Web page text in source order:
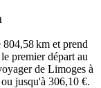
km et prend
premier départ au
de Limoges à
jusqu'à 306,10 €.